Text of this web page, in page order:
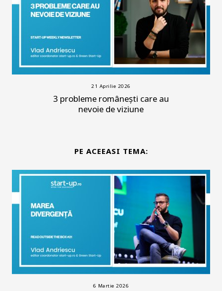
21 Aprilie 2026
3 probleme românești care au
nevoie de viziune
PE ACEEASI TEMA:
6 Martie 2026